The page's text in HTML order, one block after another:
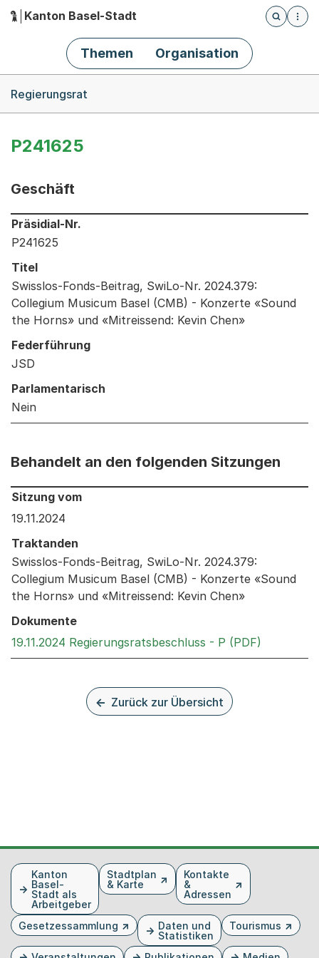
Hauptnavigation
Kanton Basel-Stadt
Öffnet
Themen Organisation
Regierungsrat
P241625
Geschäft
Informationen zum Ausgewählten Geschäft
Präsidial-Nr.
P241625
Titel
Swisslos-Fonds-Beitrag, SwiLo-Nr. 2024.379:
Collegium Musicum Basel (CMB) - Konzerte «Sound
the Horns» und «Mitreissend: Kevin Chen»
Federführung
JSD
Parlamentarisch
Nein
Behandelt an den folgenden Sitzungen
Behandelt an den folgenden Sitzungen: Informationen
Sitzung vom
19.11.2024
Traktanden
Swisslos-Fonds-Beitrag, SwiLo-Nr. 2024.379:
Collegium Musicum Basel (CMB) - Konzerte «Sound
the Horns» und «Mitreissend: Kevin Chen»
Dokumente
19.11.2024 Regierungsratsbeschluss - P (PDF)
Zurück zur Übersicht
FusszeileKanton
Basel-
Stadt als
Arbeitgeber
Stadtplan
& Karte
Kontakte
&
Adressen
Gesetzessammlung
Daten und
Statistiken
Tourismus